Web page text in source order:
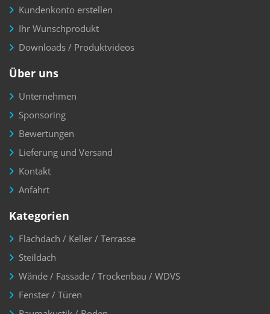
Kundenkonto erstellen
Ihr Wunschprodukt
Downloads / Produktvideos
Über uns
Unternehmen
Sponsoring
Bewertungen
Lieferung und Versand
Kontakt
Anfahrt
Kategorien
Flachdach / Keller / Terrasse
Steildach
Wände / Fassade / Trockenbau / WDVS
Fenster / Türen